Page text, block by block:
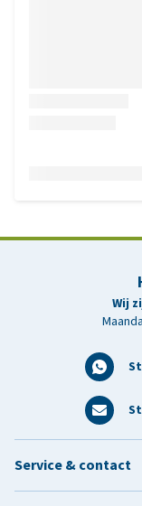
Wij
Service & contact